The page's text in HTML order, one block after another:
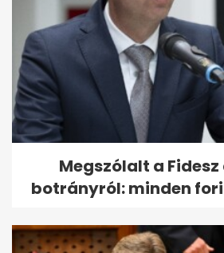
Megszólalt a
botrányról: minden